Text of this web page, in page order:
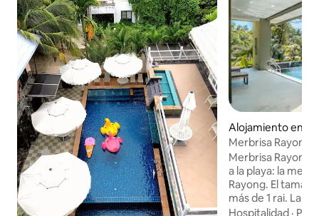
Alojamiento en
Merbrisa Rayong
frente a la playa
Merbrisa Rayong
a la playa: la
Rayong. El
más de 1 rai. La
privacidad. La
Hospitalidad ·